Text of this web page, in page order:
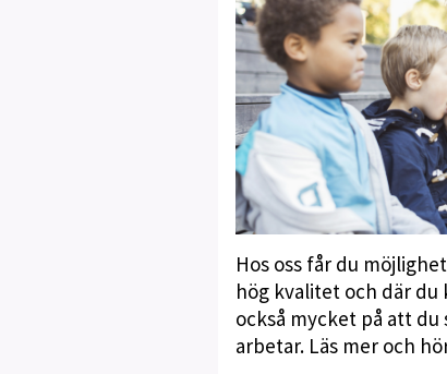
Hos oss får du
hög kvalitet och där du
också mycket på att
arbetar. Läs mer och